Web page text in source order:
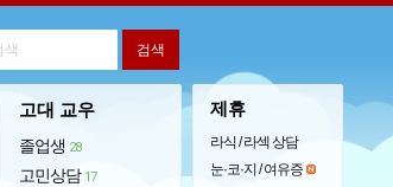
고대 교우
졸업생 28
고민상담 17
제휴
라식 / 라섹 상담
눈·코·지 / 여유증